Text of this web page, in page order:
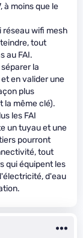
à moins que le
wifi mesh
tout
au FAI.
la
en valider une
plus
la même clé).
les FAI
un tuyau et une
pourront
tout
qui équipent les
d'eau